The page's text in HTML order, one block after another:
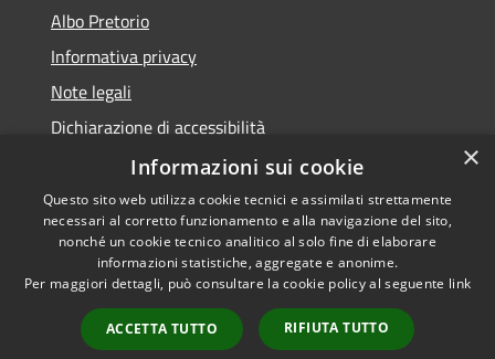
Albo Pretorio
Informativa privacy
Note legali
Dichiarazione di accessibilità
Accessibilità
Privacy
Mappa del sito
Comune convenzionato
Astigov
Progetto|Convenzione|
Adesioni
×
Informazioni sui cookie
Questo sito web utilizza cookie tecnici e assimilati strettamente
necessari al corretto funzionamento e alla navigazione del sito,
nonché un cookie tecnico analitico al solo fine di elaborare
informazioni statistiche, aggregate e anonime.
Per maggiori dettagli, può consultare la cookie policy al seguente link
ACCETTA TUTTO RIFIUTA TUTTO